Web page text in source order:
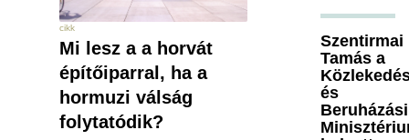
cikk
Mi lesz a a horvát
építőiparral, ha a
hormuzi válság
folytatódik?
Szentirmai
Tamás a
és
Beruházási